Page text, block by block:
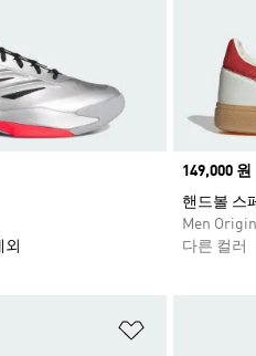
Price
149,000 원
핸드볼 스
Men
다른 컬러